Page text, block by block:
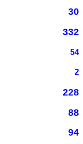
30
332
54
2
228
88
94